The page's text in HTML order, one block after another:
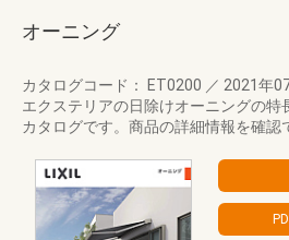
オーニング
カタログコード： ET0200 ／ 2021年
エクステリアの日除けオーニングの特
カタログです。商品の詳細情報を確認